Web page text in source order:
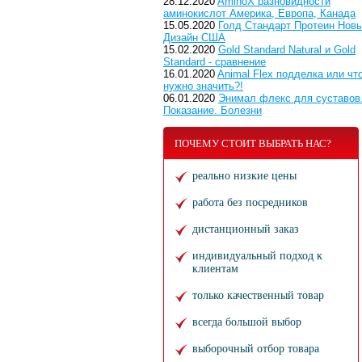
аминокислот Америка, Европа, Канада
15.05.2020 Голд Стандарт Протеин
Дизайн США
15.02.2020 Gold Standard Natural и Gold
Standard - сравнение
16.01.2020 Animal Flex подделка или
нужно значить?!
06.01.2020 Энимал флекс для суставов.
Показание. Болезни
ПОЧЕМУ СТОИТ ВЫБРАТЬ НАС?
реально низкие цены
работа без посредников
дистанционный заказ
индивидуальный подход к
клиентам
только качественный товар
всегда большой выбор
выборочный отбор товара